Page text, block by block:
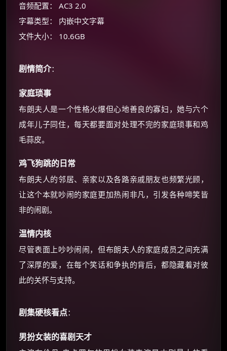
音频配置： AC3 2.0
字幕类型： 内嵌中文字幕
文件大小： 10.6GB
剧情简介：
家庭琐事
布朗夫人是一个性格火爆但心地善良的寡妇，她与六个
成年儿子同住，每天都要面对处理不完的家庭琐事和鸡
毛蒜皮。
鸡飞狗跳的日常
布朗夫人的邻居、亲家以及各路亲戚朋友也频繁光顾，
让这个本就吵闹的家庭更加热闹非凡，引发各种啼笑皆
非的闹剧。
温情内核
尽管表面上吵吵闹闹，但布朗夫人的家庭成员之间充满
了深厚的爱，在每个笑话和争执的背后，都隐藏着对彼
此的关怀与支持。
剧集硬核看点：
男扮女装的喜剧天才
🧧 福利领取站
价格有浮动，请直接搜索查最低价！
还有支付宝现金红包、外卖红包、
⚡
☕ 海外大侠？通过 Ko-fi 赐茶